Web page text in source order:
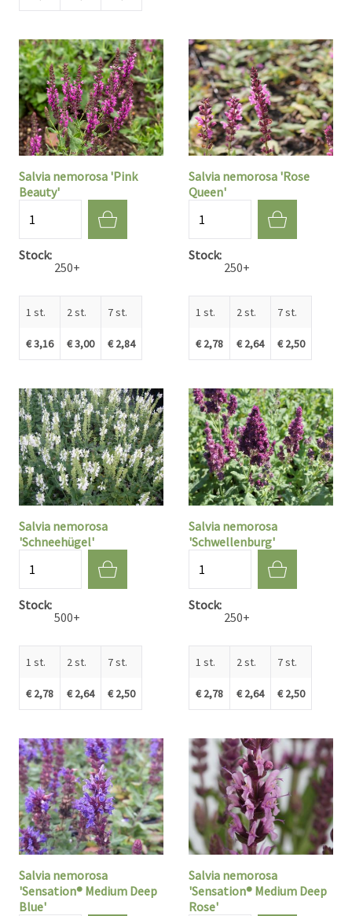
Salvia nemorosa 'Pink
Beauty'
Stock
250+
1 st.
€ 3,16
2 st.
€ 3,00
7 st.
€ 2,84
Salvia nemorosa 'Rose
Queen'
Stock
250+
1 st.
€ 2,78
2 st.
€ 2,64
7 st.
€ 2,50
Salvia nemorosa
'Schneehügel'
Stock
500+
1 st.
€ 2,78
2 st.
€ 2,64
7 st.
€ 2,50
Salvia nemorosa
'Schwellenburg'
Stock
250+
1 st.
€ 2,78
2 st.
€ 2,64
7 st.
€ 2,50
Salvia nemorosa
'Sensation® Medium Deep
Blue'
Salvia nemorosa
'Sensation® Medium Deep
Rose'